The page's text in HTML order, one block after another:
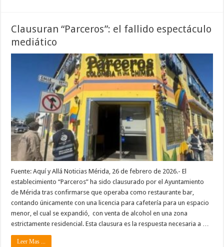
Clausuran “Parceros”: el fallido espectáculo
mediático
Fuente: Aquí y Allá Noticias Mérida, 26 de febrero de 2026.- El
establecimiento “Parceros” ha sido clausurado por el Ayuntamiento
de Mérida tras confirmarse que operaba como restaurante bar,
contando únicamente con una licencia para cafetería para un espacio
menor, el cual se expandió, con venta de alcohol en una zona
estrictamente residencial. Esta clausura es la respuesta necesaria a …
Leer Mas ...